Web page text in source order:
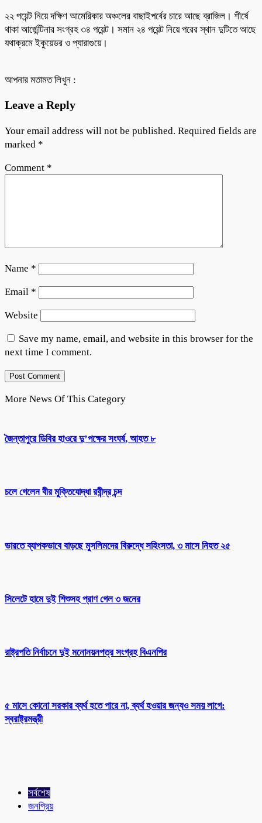
২২ পয়েন্ট নিয়ে দক্ষিণ আমেরিকার অঞ্চলের বাছাইপর্বের চারে আছে ব্রাজিল। শীর্ষে
থাকা আর্জেন্টিনার সংগ্রহ ৩৪ পয়েন্ট। সমান ২৪ পয়েন্ট নিয়ে পরের স্থান দুটিতে আছে
যথাক্রমে ইকুয়েডর ও প্যারাগুয়ে।
আপনার মতামত লিখুন :
Leave a Reply
Your email address will not be published. Required fields are
marked *
Comment *
Name *
Email *
Website
Save my name, email, and website in this browser for the
next time I comment.
More News Of This Category
জৈন্তাপুরে ডিবির হাওরে দু’পক্ষের সংঘর্ষ, আহত ৮
চলে গেলেন বীর মুক্তিযোদ্ধা রবীন্দ্র চন্দ
ভারতে ব্যাপকভাবে বাড়ছে মুসলিমদের বিরুদ্ধে সহিংসতা, ৩ মাসে নিহত ২৫
সিলেটে হামে দুই শিশুসহ প্রাণ গেল ৩ জনের
রাষ্ট্রপতি নির্বাচনে দুই মনোনয়নপত্র সংগ্রহ বিএনপির
৫ মাসে কোনো সরকার ব্যর্থ হতে পারে না, ব্যর্থ হওয়ার জন্যও সময় লাগে:
স্বরাষ্ট্রমন্ত্রী
সর্বশেষ
জনপ্রিয়